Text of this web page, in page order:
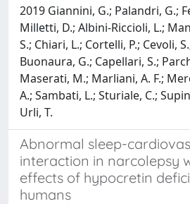
2019 Giannini, G.; Palandri, G.;
Milletti, D.; Albini-Riccioli, L.;
S.; Chiari, L.; Cortelli, P.; Cevoli,
Buonaura, G.; Capellari, S.;
Maserati, M.; Marliani, A. F.;
A.; Sambati, L.; Sturiale, C.;
Urli, T.
Abnormal sleep-
interaction in narcolepsy
effects of hypocretin
humans